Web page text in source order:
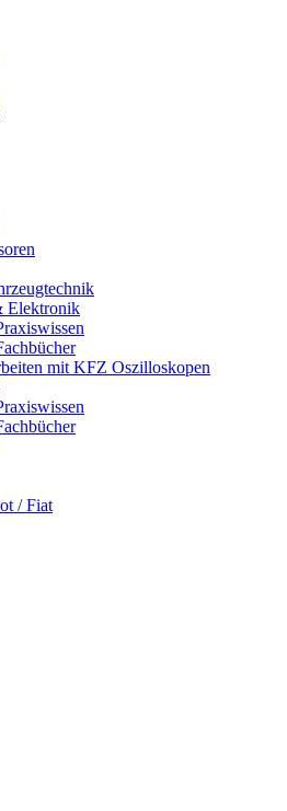
Elektronik
mit KFZ Oszilloskopen
/ Fiat